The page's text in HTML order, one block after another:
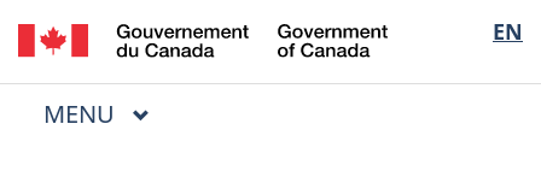
Passer
au
contenu
Passer
à
« Au
Passer
à
la
EN
of
Menu
MENU PRINCIPAL